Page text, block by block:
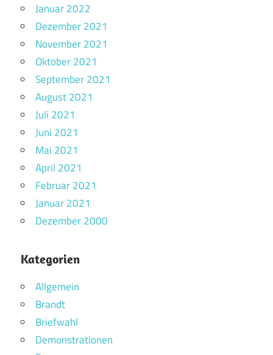
Januar 2022
Dezember 2021
November 2021
Oktober 2021
September 2021
August 2021
Juli 2021
Juni 2021
Mai 2021
April 2021
Februar 2021
Januar 2021
Dezember 2000
Kategorien
Allgemein
Brandt
Briefwahl
Demonstrationen